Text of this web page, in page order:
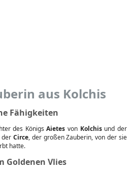
aus Kolchis
Fähigkeiten
des KönigsAietes von Kolchisund der
der Circe, der großen Zauberin, von der sie
hatte.
Goldenen Vlies